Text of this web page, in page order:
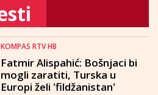
KOMPAS RTV HB
Fatmir Alispahić: Bošnjaci bi
mogli zaratiti, Turska u
Europi želi 'fildžanistan'